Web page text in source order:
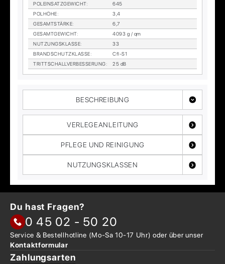
POL­EIN­SATZ­GE­WICHT:
645
POL­HÖ­HE:
3,4
GE­SAMT­STÄR­KE:
6,7
GE­SAMT­GE­WICHT:
4093 g / qm
NUT­ZUNGS­KLAS­SE:
33
BRAND­SCHUTZ­KLAS­SE:
Cfl-S1
TRITT­SCHALL­VER­BES­SE­RUNG: 25 dB
BESCHREIBUNG
VERLEGEANLEITUNG
PFLEGE UND REINIGUNG
NUTZUNGSKLASSEN
Du hast Fragen?
0 45 02 - 50 20
Service & Bestellhotline (Mo-Sa 10-17 Uhr) oder überunser
Kontaktformular
Zahlungsarten